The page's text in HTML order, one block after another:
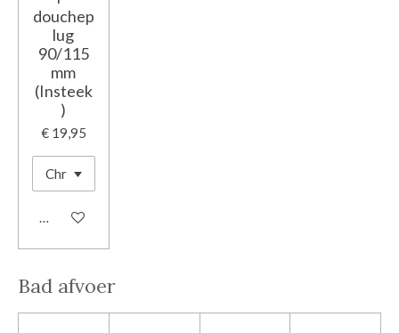
douchep
lug
90/115
mm
(Insteek
)
€ 19,95
In winkelwagen
Bad afvoer